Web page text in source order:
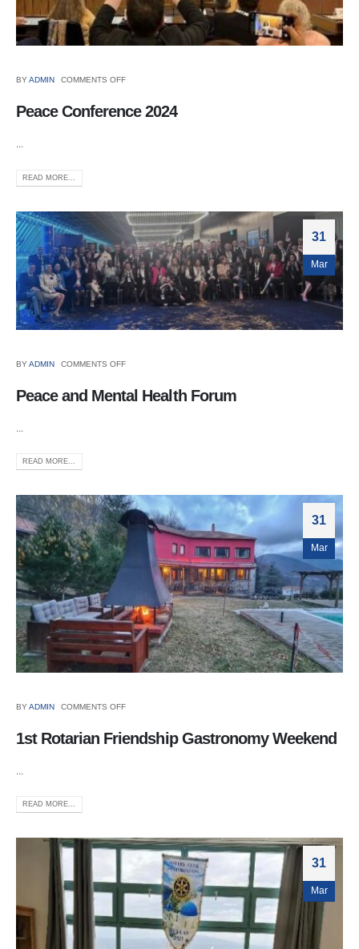
BYADMIN COMMENTS OFF
Peace Conference 2024
...
READ MORE...
31
Mar
BYADMIN COMMENTS OFF
Peace and Mental Health Forum
...
READ MORE...
31
Mar
BYADMIN COMMENTS OFF
1st Rotarian Friendship Gastronomy Weekend
...
READ MORE...
31
Mar